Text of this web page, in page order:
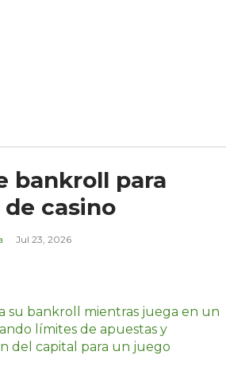
bankroll para
casino
Jul 23, 2026